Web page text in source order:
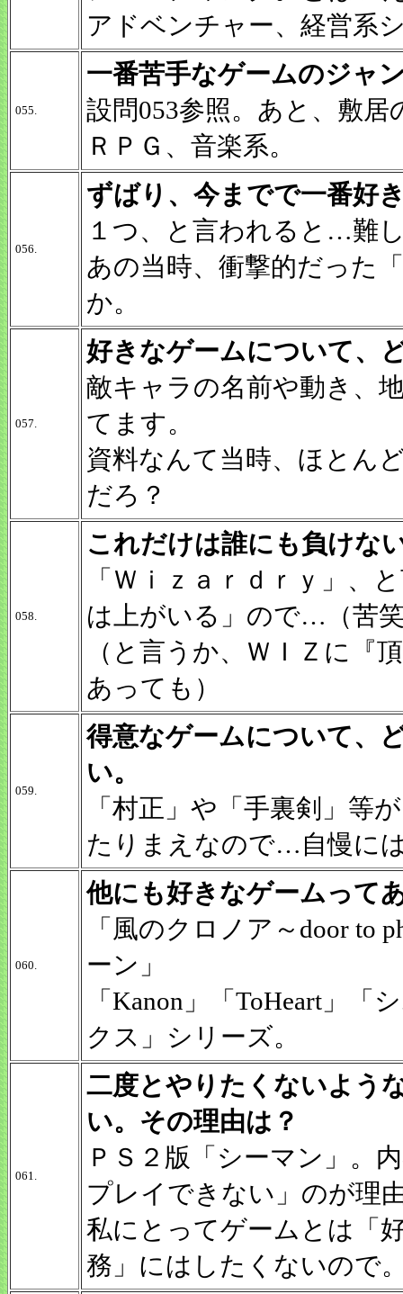
アドベンチャー、経営系
055.
一番苦手なゲームのジャ
設問053参照。あと、敷
ＲＰＧ、音楽系。
056.
ずばり、今までで一番好
１つ、と言われると…難
あの当時、衝撃的だった
か。
057.
好きなゲームについて、
敵キャラの名前や動き、
てます。
資料なんて当時、ほとん
だろ？
058.
これだけは誰にも負けな
「Ｗｉｚａｒｄｒｙ」、
は上がいる」ので…（苦
（と言うか、ＷＩＺに『
あっても）
059.
得意なゲームについて、
い。
「村正」や「手裏剣」等
たりまえなので…自慢に
060.
他にも好きなゲームって
「風のクロノア～door to
ーン」
「Kanon」「ToHeart」
クス」シリーズ。
061.
二度とやりたくないよう
い。その理由は？
ＰＳ２版「シーマン」。
プレイできない」のが理
私にとってゲームとは「
務」にはしたくないので